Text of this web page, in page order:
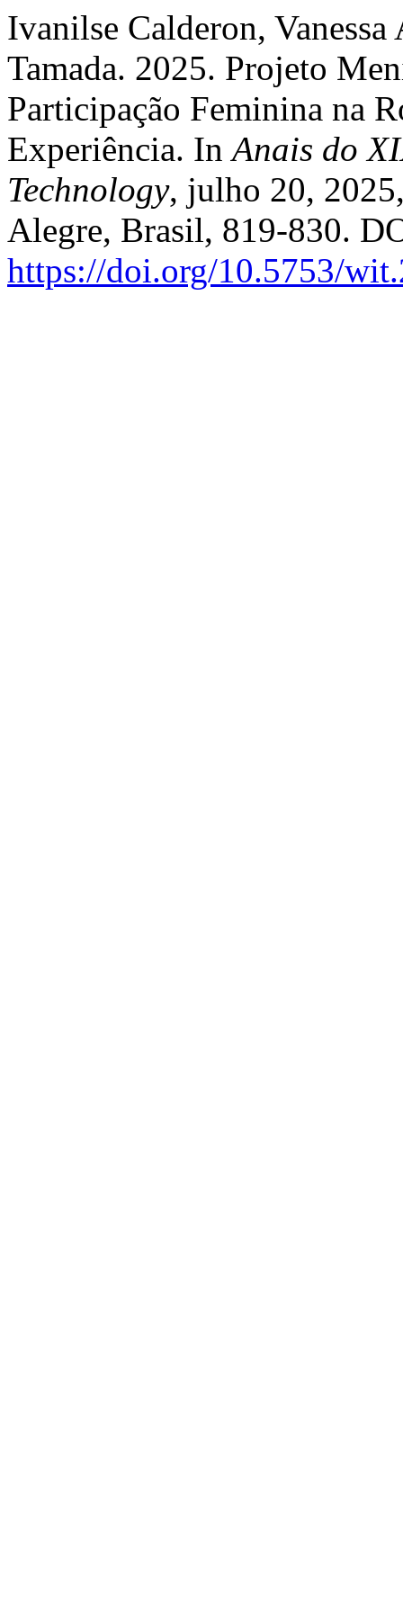
Ivanilse Calderon,
Tamada. 2025. Projeto
Participação Feminina na
Experiência. InAnais do
Technology, julho 20,
Alegre, Brasil, 819-830.
https://doi.org/10.5753/